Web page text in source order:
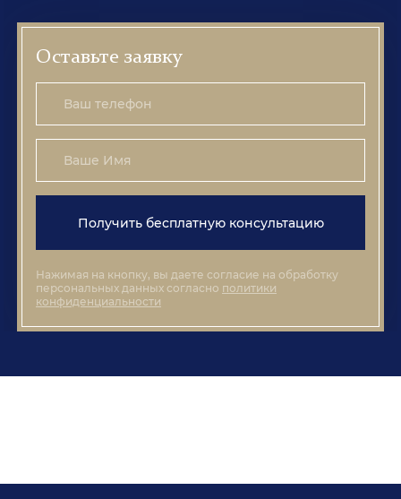
Оставьте заявку
Получить бесплатную консультацию
Нажимая на кнопку, вы даете согласие на обработку
персональных данных согласно политики
конфиденциальности